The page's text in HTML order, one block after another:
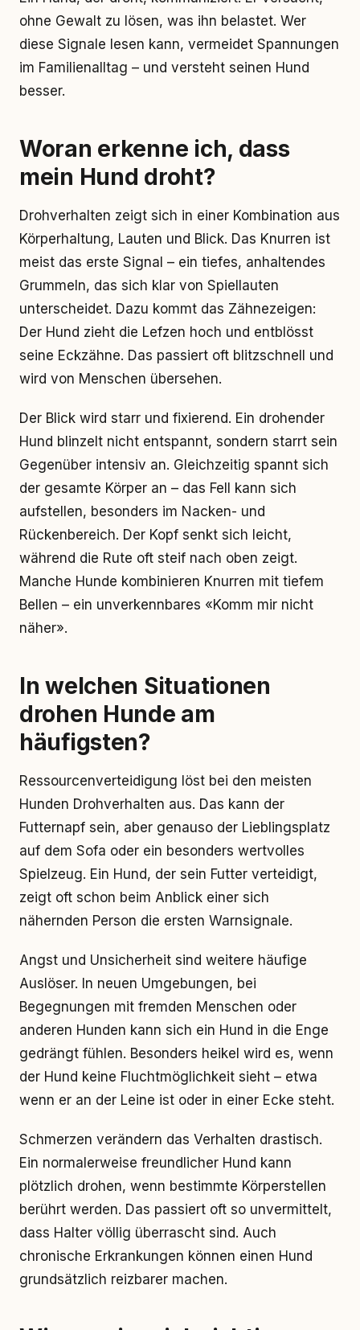
ohne Gewalt zu lösen, was ihn belastet. Wer
diese Signale lesen kann, vermeidet Spannungen
im Familienalltag – und versteht seinen Hund
besser.
Woran erkenne ich, dass
mein Hund droht?
Drohverhalten zeigt sich in einer Kombination aus
Körperhaltung, Lauten und Blick. Das Knurren ist
meist das erste Signal – ein tiefes, anhaltendes
Grummeln, das sich klar von Spiellauten
unterscheidet. Dazu kommt das Zähnezeigen:
Der Hund zieht die Lefzen hoch und entblösst
seine Eckzähne. Das passiert oft blitzschnell und
wird von Menschen übersehen.
Der Blick wird starr und fixierend. Ein drohender
Hund blinzelt nicht entspannt, sondern starrt sein
Gegenüber intensiv an. Gleichzeitig spannt sich
der gesamte Körper an – das Fell kann sich
aufstellen, besonders im Nacken- und
Rückenbereich. Der Kopf senkt sich leicht,
während die Rute oft steif nach oben zeigt.
Manche Hunde kombinieren Knurren mit tiefem
Bellen – ein unverkennbares «Komm mir nicht
näher».
In welchen Situationen
drohen Hunde am
häufigsten?
Ressourcenverteidigung löst bei den meisten
Hunden Drohverhalten aus. Das kann der
Futternapf sein, aber genauso der Lieblingsplatz
auf dem Sofa oder ein besonders wertvolles
Spielzeug. Ein Hund, der sein Futter verteidigt,
zeigt oft schon beim Anblick einer sich
nähernden Person die ersten Warnsignale.
Angst und Unsicherheit sind weitere häufige
Auslöser. In neuen Umgebungen, bei
Begegnungen mit fremden Menschen oder
anderen Hunden kann sich ein Hund in die Enge
gedrängt fühlen. Besonders heikel wird es, wenn
der Hund keine Fluchtmöglichkeit sieht – etwa
wenn er an der Leine ist oder in einer Ecke steht.
Schmerzen verändern das Verhalten drastisch.
Ein normalerweise freundlicher Hund kann
plötzlich drohen, wenn bestimmte Körperstellen
berührt werden. Das passiert oft so unvermittelt,
dass Halter völlig überrascht sind. Auch
chronische Erkrankungen können einen Hund
grundsätzlich reizbarer machen.